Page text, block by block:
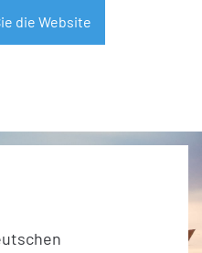
die Website